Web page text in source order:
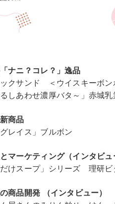
ナニ？コレ？」逸品
ックサンド ＜ウイスキーボン
るしあわせ濃厚バタ～」赤城乳
商品
グレイス」ブルボン
マーケティング（インタビュ
だけスープ」シリーズ 理研ビ
商品開発 （インタビュー）